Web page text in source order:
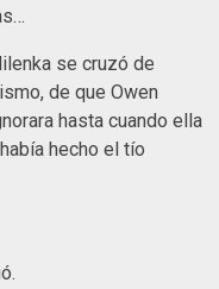
se cruzó de
de que Owen
hasta cuando ella
hecho el tío